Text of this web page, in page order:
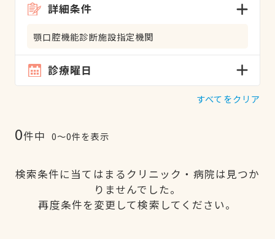
詳細条件
顎口腔機能診断施設指定機関
診療曜日
すべてをクリア
0件中 0〜0件を表示
検索条件に当てはまるクリニック・病院は見つか
りませんでした。
再度条件を変更して検索してください。